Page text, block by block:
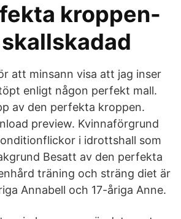
kroppen-
att minsann visa att jag inser
enligt någon perfekt mall.
av den perfekta kroppen.
preview. Kvinnaförgrund
i idrottshall som
Besatt av den perfekta
träning och sträng diet är
Annabell och 17-åriga Anne.